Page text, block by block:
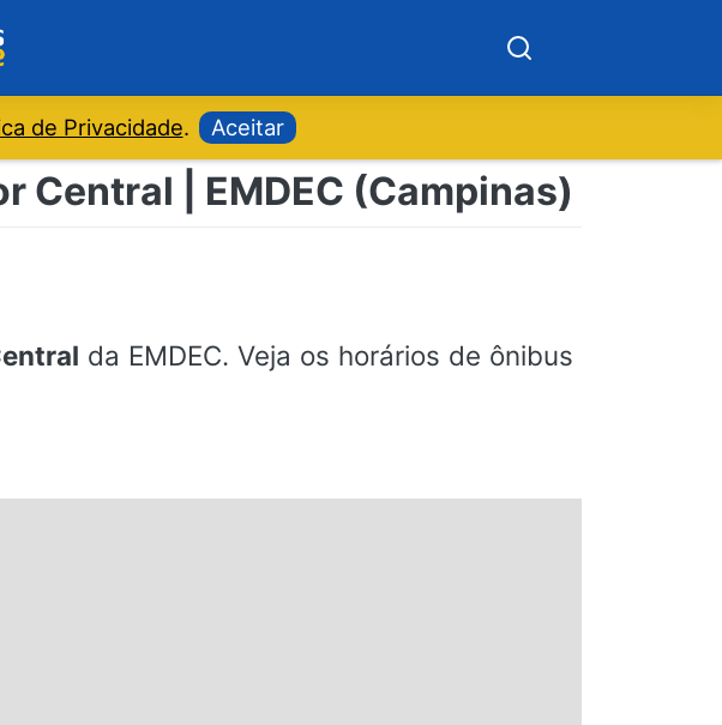
de Privacidade. Aceitar
Central | EMDEC (Campinas)
da EMDEC. Veja os horários de ônibus